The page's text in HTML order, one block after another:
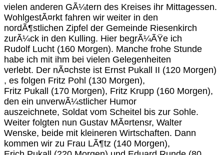
vielen anderen GÃ¼tern des Kreises ihr Mittagessen.
WohlgestÃ¤rkt fahren wir weiter in den
nordÃ¶stlichen Zipfel der Gemeinde Riesenkirch
zurÃ¼ck in den Kulling. Hier begrÃ¼ÃŸe ich
Rudolf Lucht (160 Morgen). Manche frohe Stunde
habe ich mit ihm bei vielen Gelegenheiten
verlebt. Der nÃ¤chste ist Ernst Pukall II (120 Morgen)
, es folgen Fritz Pohl (130 Morgen),
Fritz Pukall (170 Morgen), Fritz Krupp (160 Morgen),
den ein unverwÃ¼stlicher Humor
auszeichnete, Soldat vom Scheitel bis zur Sohle.
Weiter folgten nun Gustav MÃ¤rtensr, Walter
Wenske, beide mit kleineren Wirtschaften. Dann
kommen wir zu Frau LÃ¶tz (140 Morgen),